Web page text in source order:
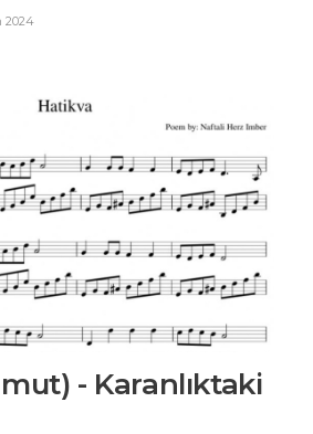
2024
- Karanlıktaki